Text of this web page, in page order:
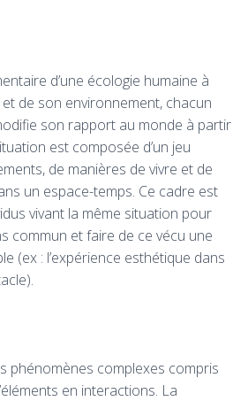
d’une écologie humaine à
et de son environnement, chacun
son rapport au monde à partir
est composée d’un jeu
de manières de vivre et de
un espace-temps. Ce cadre est
vivant la même situation pour
commun et faire de ce vécu une
(ex : l’expérience esthétique dans
phénomènes complexes compris
en interactions. La